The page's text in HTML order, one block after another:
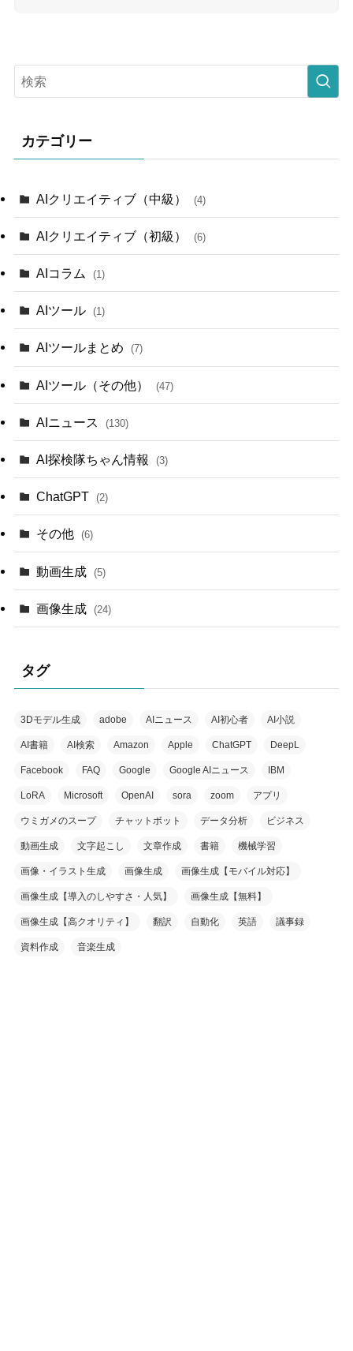
カテゴリー
AIクリエイティブ（中級） (4)
AIクリエイティブ（初級） (6)
AIコラム (1)
AIツール (1)
AIツールまとめ (7)
AIツール（その他） (47)
AIニュース (130)
AI探検隊ちゃん情報 (3)
ChatGPT (2)
その他 (6)
動画生成 (5)
画像生成 (24)
タグ
3Dモデル生成 adobe AIニュース AI初心者 AI小説
AI書籍 AI検索 Amazon Apple ChatGPT DeepL
Facebook FAQ Google Google AIニュース IBM
LoRA Microsoft OpenAI sora zoom アプリ
ウミガメのスープ チャットボット データ分析 ビジネス
動画生成 文字起こし 文章作成 書籍 機械学習
画像・イラスト生成 画像生成 画像生成【モバイル対応】
画像生成【導入のしやすさ・人気】 画像生成【無料】
画像生成【高クオリティ】 翻訳 自動化 英語 議事録
資料作成 音楽生成